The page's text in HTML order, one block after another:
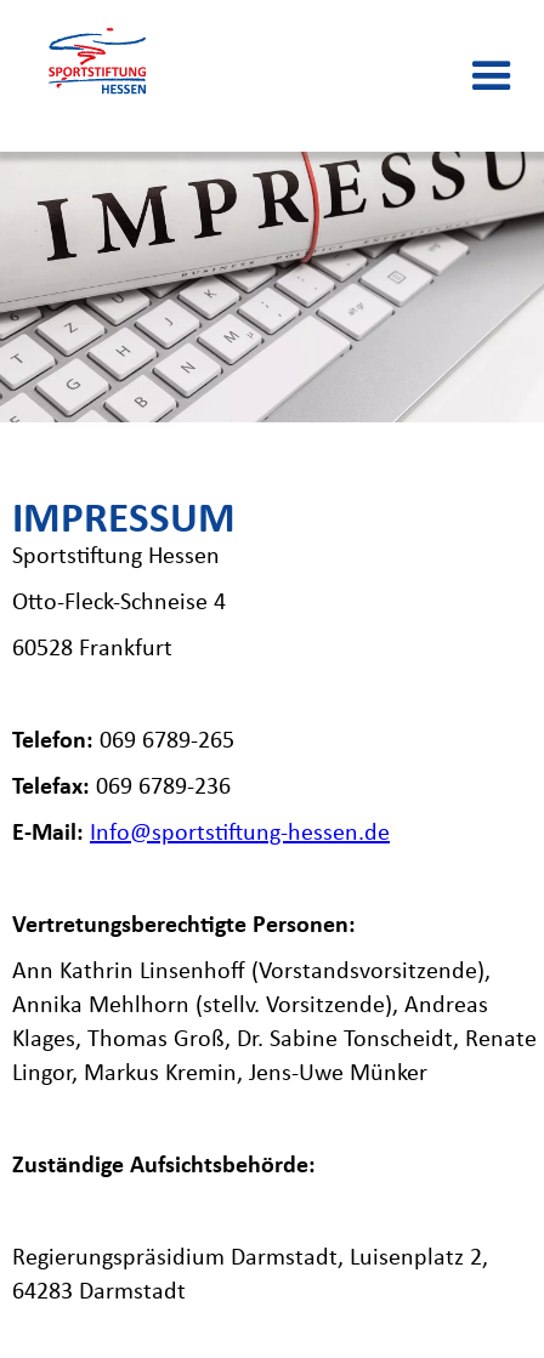
IMPRESSUM
Sportstiftung Hessen
Otto-Fleck-Schneise 4
60528 Frankfurt
Telefon: 069 6789-265
Telefax: 069 6789-236
E-Mail: Info@sportstiftung-hessen.de
Vertretungsberechtigte Personen:
Ann Kathrin Linsenhoff (Vorstandsvorsitzende),
Annika Mehlhorn (stellv. Vorsitzende), Andreas
Klages, Thomas Groß, Dr. Sabine Tonscheidt, Renate
Lingor, Markus Kremin, Jens-Uwe Münker
Zuständige Aufsichtsbehörde:
Regierungspräsidium Darmstadt, Luisenplatz 2,
64283 Darmstadt